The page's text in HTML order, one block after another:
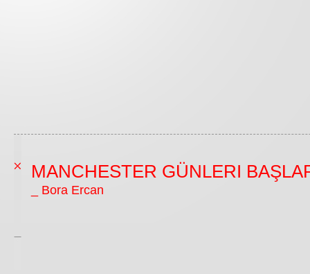
MANCHESTER GÜNLERI
_ Bora Ercan